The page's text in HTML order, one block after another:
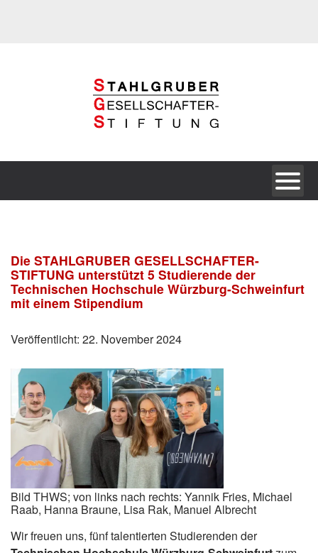
Die STAHLGRUBER GESELLSCHAFTER-
STIFTUNG unterstützt 5 Studierende der
Technischen Hochschule Würzburg-Schweinfurt
mit einem Stipendium
Veröffentlicht: 22. November 2024
Bild THWS; von links nach rechts: Yannik Fries, Michael
Raab, Hanna Braune, Lisa Rak, Manuel Albrecht
Wir freuen uns, fünf talentierten Studierenden der